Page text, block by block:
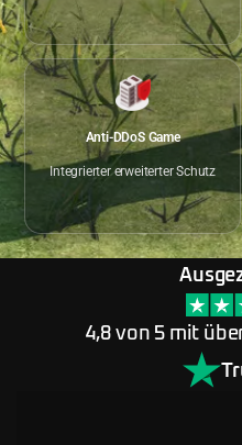
Anti-DDoS Game
Integrierter erweiterter Schutz
4,8 von 5 mit